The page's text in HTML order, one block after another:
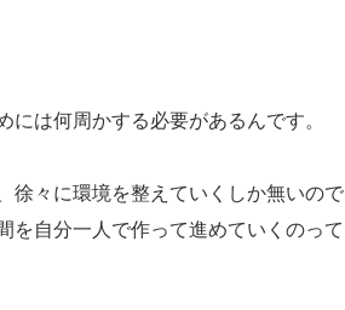
には何周かする必要があるんです。
徐々に環境を整えていくしか無いので
を自分一人で作って進めていくのって